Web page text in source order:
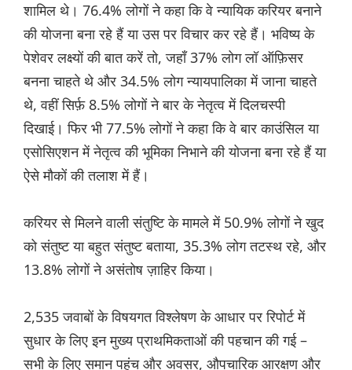
शामिल थे। 76.4% लोगों ने कहा कि वे न्यायिक करियर बनाने
की योजना बना रहे हैं या उस पर विचार कर रहे हैं। भविष्य के
पेशेवर लक्ष्यों की बात करें तो, जहाँ 37% लोग लॉ ऑफ़िसर
बनना चाहते थे और 34.5% लोग न्यायपालिका में जाना चाहते
थे, वहीं सिर्फ़ 8.5% लोगों ने बार के नेतृत्व में दिलचस्पी
दिखाई। फिर भी 77.5% लोगों ने कहा कि वे बार काउंसिल या
एसोसिएशन में नेतृत्व की भूमिका निभाने की योजना बना रहे हैं या
ऐसे मौकों की तलाश में हैं।
करियर से मिलने वाली संतुष्टि के मामले में 50.9% लोगों ने खुद
को संतुष्ट या बहुत संतुष्ट बताया, 35.3% लोग तटस्थ रहे, और
13.8% लोगों ने असंतोष ज़ाहिर किया।
2,535 जवाबों के विषयगत विश्लेषण के आधार पर रिपोर्ट में
सुधार के लिए इन मुख्य प्राथमिकताओं की पहचान की गई –
सभी के लिए समान पहुंच और अवसर, औपचारिक आरक्षण और